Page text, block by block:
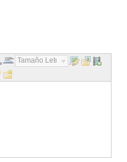
Tamaño Letra...